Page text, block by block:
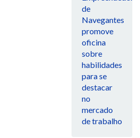
de
Navegantes
promove
oficina
sobre
habilidades
para se
destacar
no
mercado
de trabalho